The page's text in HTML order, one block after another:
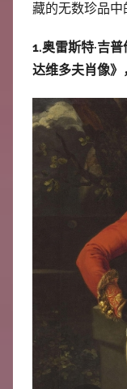
藏的无数珍品中
1.奥雷斯特·吉
达维多夫肖像